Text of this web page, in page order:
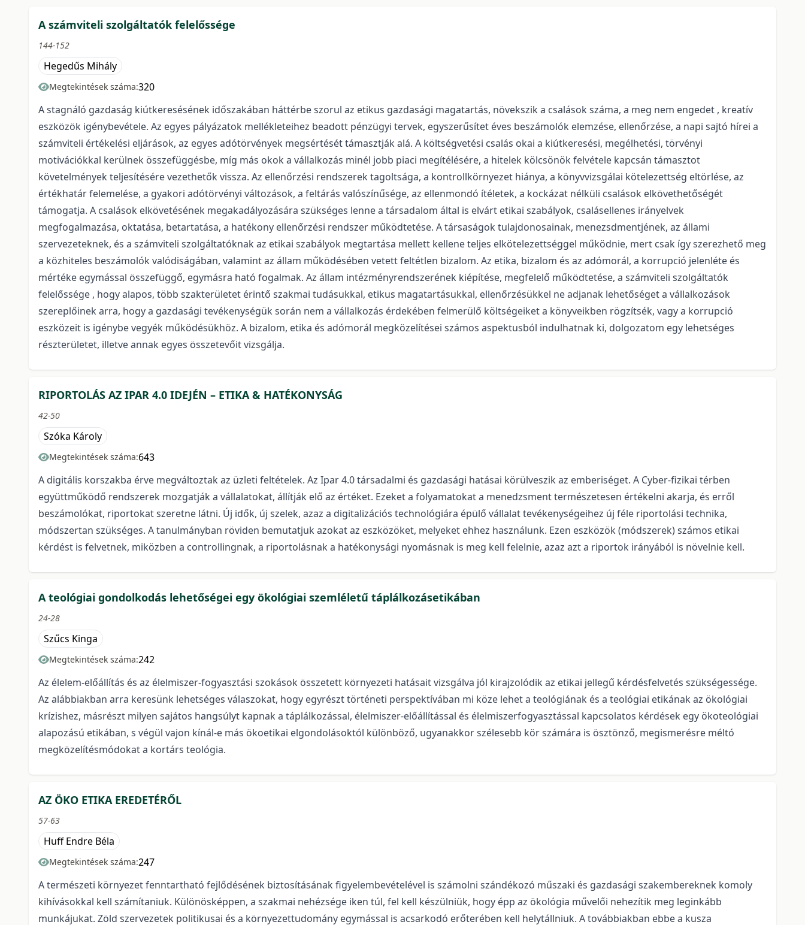
A számviteli szolgáltatók felelőssége
144-152
Hegedűs Mihály
Megtekintések száma:320
A stagnáló gazdaság kiútkeresésének időszakában háttérbe szorul az etikus gazdasági magatartás, növekszik a csalások száma, a meg nem engedet , kreatív
eszközök igénybevétele. Az egyes pályázatok mellékleteihez beadott pénzügyi tervek, egyszerűsítet éves beszámolók elemzése, ellenőrzése, a napi sajtó hírei a
számviteli értékelési eljárások, az egyes adótörvények megsértését támasztják alá. A költségvetési csalás okai a kiútkeresési, megélhetési, törvényi
motivációkkal kerülnek összefüggésbe, míg más okok a vállalkozás minél jobb piaci megítélésére, a hitelek kölcsönök felvétele kapcsán támasztot
követelmények teljesítésére vezethetők vissza. Az ellenőrzési rendszerek tagoltsága, a kontrollkörnyezet hiánya, a könyvvizsgálai kötelezettség eltörlése, az
értékhatár felemelése, a gyakori adótörvényi változások, a feltárás valószínűsége, az ellenmondó ítéletek, a kockázat nélküli csalások elkövethetőségét
támogatja. A csalások elkövetésének megakadályozására szükséges lenne a társadalom által is elvárt etikai szabályok, csalásellenes irányelvek
megfogalmazása, oktatása, betartatása, a hatékony ellenőrzési rendszer működtetése. A társaságok tulajdonosainak, menezsdmentjének, az állami
szervezeteknek, és a számviteli szolgáltatóknak az etikai szabályok megtartása mellett kellene teljes elkötelezettséggel működnie, mert csak így szerezhető meg
a közhiteles beszámolók valódiságában, valamint az állam működésében vetett feltétlen bizalom. Az etika, bizalom és az adómorál, a korrupció jelenléte és
mértéke egymással összefüggő, egymásra ható fogalmak. Az állam intézményrendszerének kiépítése, megfelelő működtetése, a számviteli szolgáltatók
felelőssége , hogy alapos, több szakterületet érintő szakmai tudásukkal, etikus magatartásukkal, ellenőrzésükkel ne adjanak lehetőséget a vállalkozások
szereplőinek arra, hogy a gazdasági tevékenységük során nem a vállalkozás érdekében felmerülő költségeiket a könyveikben rögzítsék, vagy a korrupció
eszközeit is igénybe vegyék működésükhöz. A bizalom, etika és adómorál megközelítései számos aspektusból indulhatnak ki, dolgozatom egy lehetséges
részterületet, illetve annak egyes összetevőit vizsgálja.
RIPORTOLÁS AZ IPAR 4.0 IDEJÉN – ETIKA & HATÉKONYSÁG
42-50
Szóka Károly
Megtekintések száma:643
A digitális korszakba érve megváltoztak az üzleti feltételek. Az Ipar 4.0 társadalmi és gazdasági hatásai körülveszik az emberiséget. A Cyber-fizikai térben
együttműködő rendszerek mozgatják a vállalatokat, állítják elő az értéket. Ezeket a folyamatokat a menedzsment természetesen értékelni akarja, és erről
beszámolókat, riportokat szeretne látni. Új idők, új szelek, azaz a digitalizációs technológiára épülő vállalat tevékenységeihez új féle riportolási technika,
módszertan szükséges. A tanulmányban röviden bemutatjuk azokat az eszközöket, melyeket ehhez használunk. Ezen eszközök (módszerek) számos etikai
kérdést is felvetnek, miközben a controllingnak, a riportolásnak a hatékonysági nyomásnak is meg kell felelnie, azaz azt a riportok irányából is növelnie kell.
A teológiai gondolkodás lehetőségei egy ökológiai szemléletű táplálkozásetikában
24-28
Szűcs Kinga
Megtekintések száma:242
Az élelem-előállítás és az élelmiszer-fogyasztási szokások összetett környezeti hatásait vizsgálva jól kirajzolódik az etikai jellegű kérdésfelvetés szükségessége.
Az alábbiakban arra keresünk lehetséges válaszokat, hogy egyrészt történeti perspektívában mi köze lehet a teológiának és a teológiai etikának az ökológiai
krízishez, másrészt milyen sajátos hangsúlyt kapnak a táplálkozással, élelmiszer-előállítással és élelmiszerfogyasztással kapcsolatos kérdések egy ökoteológiai
alapozású etikában, s végül vajon kínál-e más ökoetikai elgondolásoktól különböző, ugyanakkor szélesebb kör számára is ösztönző, megismerésre méltó
megközelítésmódokat a kortárs teológia.
AZ ÖKO ETIKA EREDETÉRŐL
57-63
Huff Endre Béla
Megtekintések száma:247
A természeti környezet fenntartható fejlődésének biztosításának figyelembevételével is számolni szándékozó műszaki és gazdasági szakembereknek komoly
kihívásokkal kell számítaniuk. Különösképpen, a szakmai nehézsége iken túl, fel kell készülniük, hogy épp az ökológia művelői nehezítik meg leginkább
munkájukat. Zöld szervezetek politikusai és a környezettudomány egymással is acsarkodó erőterében kell helytállniuk. A továbbiakban ebbe a kusza